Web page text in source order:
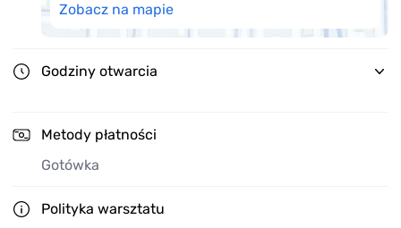
Zobacz na mapie
Godziny otwarcia
Metody płatności
Gotówka
Polityka warsztatu